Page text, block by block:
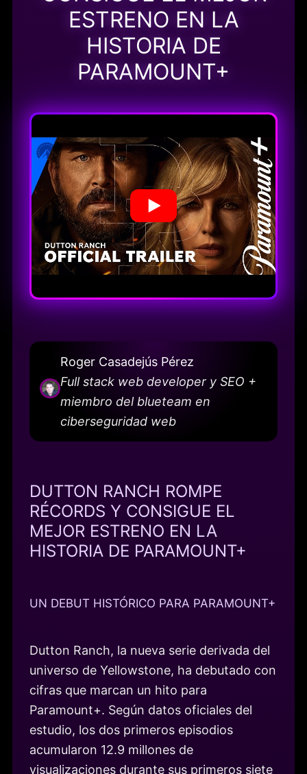
ESTRENO EN LA
HISTORIA DE
PARAMOUNT+
Roger Casadejús Pérez
Full stack web developer y SEO +
miembro del blueteam en
ciberseguridad web
DUTTON RANCH ROMPE
RÉCORDS Y CONSIGUE EL
MEJOR ESTRENO EN LA
HISTORIA DE PARAMOUNT+
UN DEBUT HISTÓRICO PARA PARAMOUNT+
Dutton Ranch, la nueva serie derivada del
universo de Yellowstone, ha debutado con
cifras que marcan un hito para
Paramount+. Según datos oficiales del
estudio, los dos primeros episodios
acumularon 12.9 millones de
visualizaciones durante sus primeros siete